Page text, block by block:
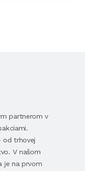
partnerom v
od trhovej
V našom
je na prvom